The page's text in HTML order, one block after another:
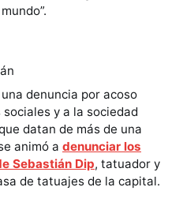
denuncia por acoso
y a la sociedad
datan de más de una
animó a denunciar los
Sebastián Dip, tatuador y
de tatuajes de la capital.